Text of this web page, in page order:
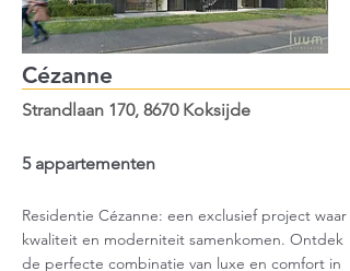
Cézanne
Strandlaan 170, 8670 Koksijde
5 appartementen
Residentie Cézanne: een exclusief project waar
kwaliteit en moderniteit samenkomen. Ontdek
de perfecte combinatie van luxe en comfort in